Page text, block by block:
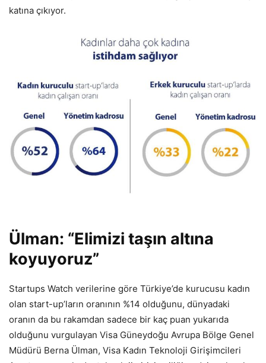
katına çıkıyor.
Ülman: “Elimizi taşın altına
koyuyoruz”
Startups Watch verilerine göre Türkiye’de kurucusu kadın
olan start-up’ların oranının %14 olduğunu, dünyadaki
oranın da bu rakamdan sadece bir kaç puan yukarıda
olduğunu vurgulayan Visa Güneydoğu Avrupa Bölge Genel
Müdürü Berna Ülman, Visa Kadın Teknoloji Girişimcileri